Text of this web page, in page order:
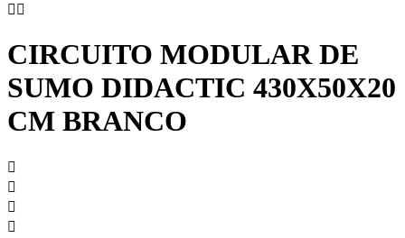
 
CIRCUITO MODULAR DE
SUMO DIDACTIC 430X50X20
CM BRANCO



